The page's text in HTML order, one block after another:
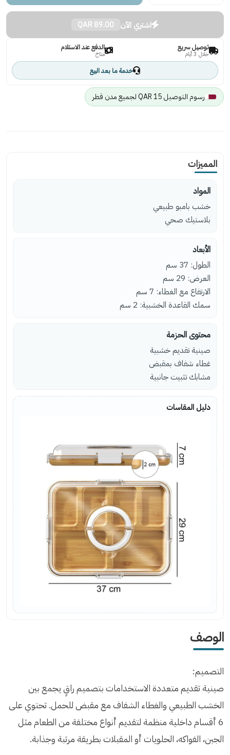
اشتري الآن 89.00 QAR
توصيل سريع
خلال 3 أيام
الدفع عند الاستلام
متاح
خدمة ما بعد البيع
رسوم التوصيل 15 QAR لجميع مدن قطر
المميزات
المواد
خشب بامبو طبيعي
بلاستيك صحي
الأبعاد
الطول: 37 سم
العرض: 29 سم
الارتفاع مع الغطاء: 7 سم
سمك القاعدة الخشبية: 2 سم
محتوى الحزمة
صينية تقديم خشبية
غطاء شفاف بمقبض
مشابك تثبيت جانبية
دليل المقاسات
الوصف
التصميم:
صينية تقديم متعددة الاستخدامات بتصميم راقٍ يجمع بين
الخشب الطبيعي والغطاء الشفاف مع مقبض للحمل. تحتوي على
6 أقسام داخلية منظمة لتقديم أنواع مختلفة من الطعام مثل
الجبن، الفواكه، الحلويات أو المقبلات بطريقة مرتبة وجذابة.